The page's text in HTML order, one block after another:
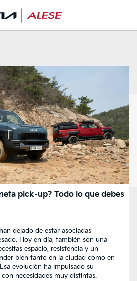
pick-up? Todo lo que debes
han dejado de estar asociadas
Hoy en día, también son una
espacio, resistencia y un
bien tanto en la ciudad como en
evolución ha impulsado su
necesidades muy distintas.